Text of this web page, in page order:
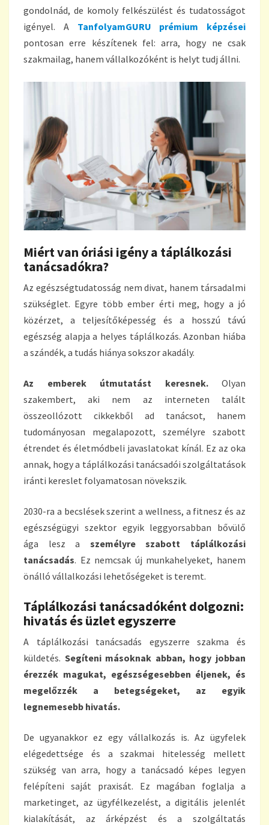
gondolnád, de komoly felkészülést és tudatosságot
igényel. A TanfolyamGURU prémium képzései
pontosan erre készítenek fel: arra, hogy ne csak
szakmailag, hanem vállalkozóként is helyt tudj állni.
Miért van óriási igény a táplálkozási
tanácsadókra?
Az egészségtudatosság nem divat, hanem társadalmi
szükséglet. Egyre több ember érti meg, hogy a jó
közérzet, a teljesítőképesség és a hosszú távú
egészség alapja a helyes táplálkozás. Azonban hiába
a szándék, a tudás hiánya sokszor akadály.
Az emberek útmutatást keresnek.Olyan
szakembert, aki nem az interneten talált
összeollózott cikkekből ad tanácsot, hanem
tudományosan megalapozott, személyre szabott
étrendet és életmódbeli javaslatokat kínál. Ez az oka
annak, hogy a táplálkozási tanácsadói szolgáltatások
iránti kereslet folyamatosan növekszik.
2030-ra a becslések szerint a wellness, a fitnesz és az
egészségügyi szektor egyik leggyorsabban bővülő
ága lesz a személyre szabott táplálkozási
tanácsadás. Ez nemcsak új munkahelyeket, hanem
önálló vállalkozási lehetőségeket is teremt.
Táplálkozási tanácsadóként dolgozni:
hivatás és üzlet egyszerre
A táplálkozási tanácsadás egyszerre szakma és
küldetés. Segíteni másoknak abban, hogy jobban
érezzék magukat, egészségesebben éljenek, és
megelőzzék a betegségeket, az egyik
legnemesebb hivatás.
De ugyanakkor ez egy vállalkozás is. Az ügyfelek
elégedettsége és a szakmai hitelesség mellett
szükség van arra, hogy a tanácsadó képes legyen
felépíteni saját praxisát. Ez magában foglalja a
marketinget, az ügyfélkezelést, a digitális jelenlét
kialakítását, az árképzést és a szolgáltatás